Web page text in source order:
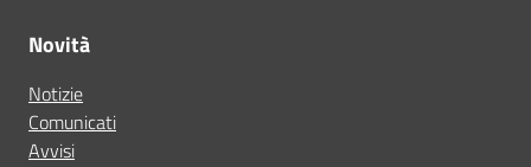
Novità
Notizie
Comunicati
Avvisi